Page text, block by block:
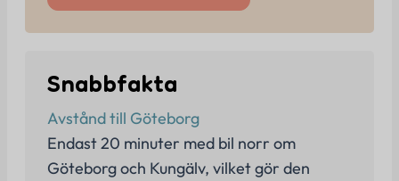
Snabbfakta
Avstånd till Göteborg
Endast 20 minuter med bil norr om
Göteborg och Kungälv, vilket gör den